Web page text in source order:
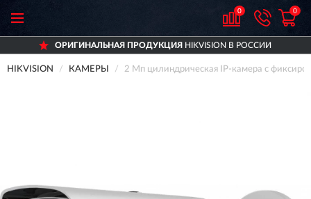
0 0
ОРИГИНАЛЬНАЯ ПРОДУКЦИЯHIKVISION В РОССИИ
HIKVISION КАМЕРЫ 2 Мп цилиндрическая IP-камера с